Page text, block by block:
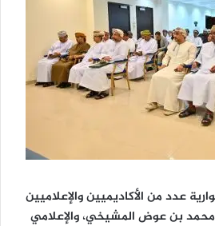
عدد من الأكاديميين والإعلاميين
محمد بن عوض المشيخي، والإعلامي